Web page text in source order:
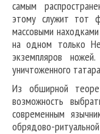
самым
этому служит тот
массовыми
на одном только
экземпляров
уничтоженного
Из обширной
возможность
современным
обрядово-